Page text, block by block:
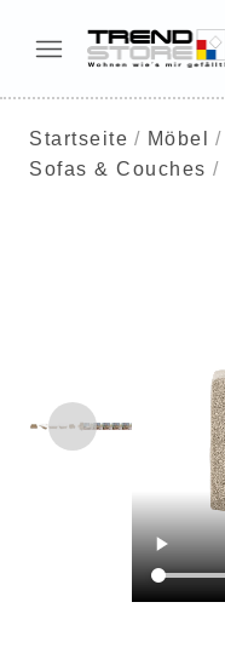
Startseite Möbel
Sofas & Couches